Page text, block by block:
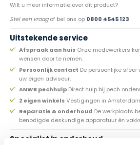
Wilt u meer informatie over dit product?
Stel een vraagof bel ons op 0800 4545 123
Uitstekende service
Afspraak aan huis Onze medewerkers
wensen door te nemen.
Persoonlijk contact De persoonlijke
uw eigen adviseur.
ANWB pechhulp Direct hulp bij pech
2 eigen winkels Vestigingen in
Reparatie & onderhoud De werkplaats
benodigde deskundige apparatuur én
Specialist in onderhoud